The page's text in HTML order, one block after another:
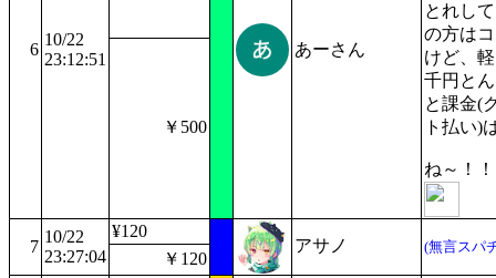
6
10/22
23:12:51
あーさん
とれし
の方は
けど、
千円と
と課金(
ト払い)
ね～！
￥500
7
10/22
23:27:04
¥120
アサノ (無言スパ
￥120